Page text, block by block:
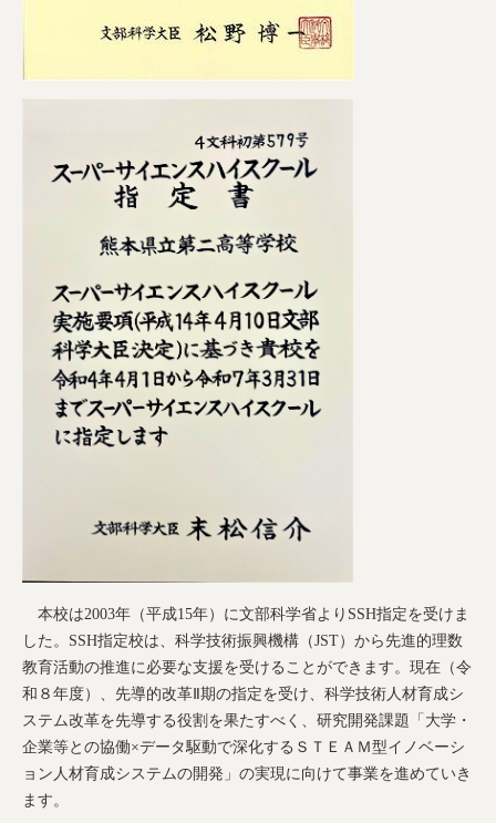
本校は2003年（平成15年）に文部科学省よりSSH指定を受けま
した。SSH指定校は、科学技術振興機構（JST）から先進的理数
教育活動の推進に必要な支援を受けることができます。現在（令
和８年度）、先導的改革Ⅱ期の指定を受け、科学技術人材育成シ
ステム改革を先導する役割を果たすべく、研究開発課題「大学・
企業等との協働×データ駆動で深化するＳＴＥＡＭ型イノベーシ
ョン人材育成システムの開発」の実現に向けて事業を進めていき
ます。